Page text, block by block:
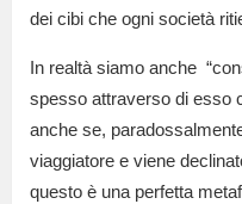
dei cibi che ogni società
In realtà siamo anche
spesso attraverso di esso
anche se,
viaggiatore e viene
questo è una perfetta